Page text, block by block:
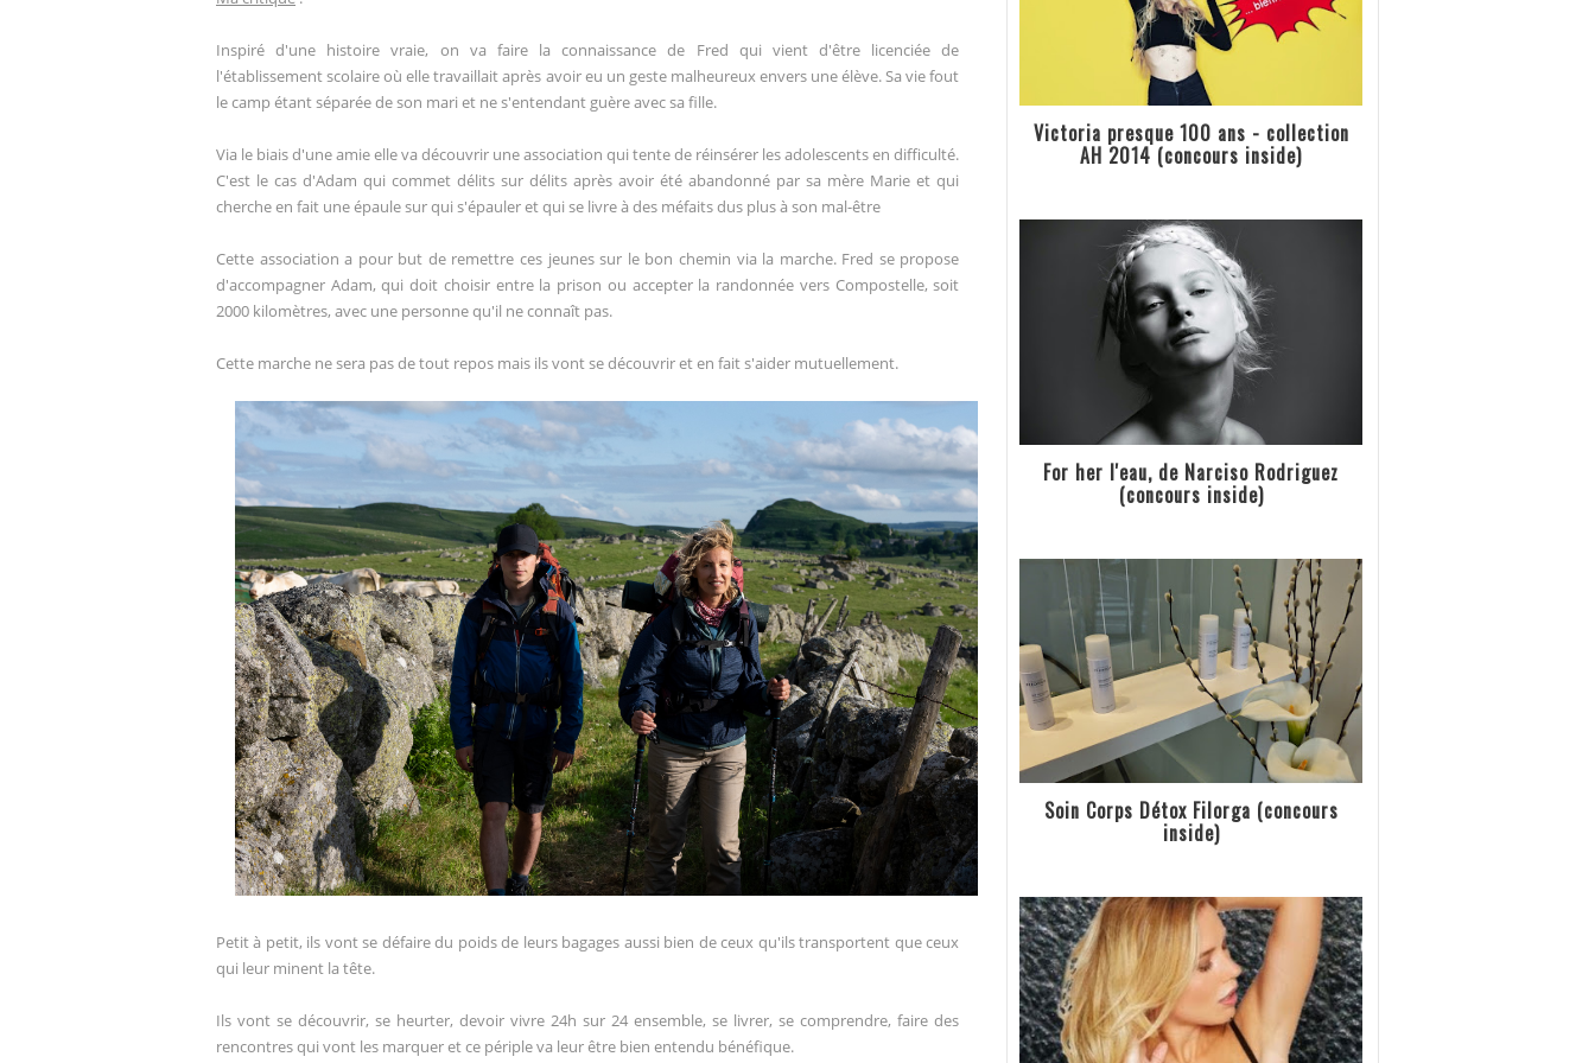
Inspiré d'une histoire vraie, on va faire la connaissance de Fred qui vient d'être licenciée de
l'établissement scolaire où elle travaillait après avoir eu un geste malheureux envers une élève. Sa vie fout
le camp étant séparée de son mari et ne s'entendant guère avec sa fille.
Via le biais d'une amie elle va découvrir une association qui tente de réinsérer les adolescents en difficulté.
C'est le cas d'Adam qui commet délits sur délits après avoir été abandonné par sa mère Marie et qui
cherche en fait une épaule sur qui s'épauler et qui se livre à des méfaits dus plus à son mal-être
Cette association a pour but de remettre ces jeunes sur le bon chemin via la marche. Fred se propose
d'accompagner Adam, qui doit choisir entre la prison ou accepter la randonnée vers Compostelle, soit
2000 kilomètres, avec une personne qu'il ne connaît pas.
Cette marche ne sera pas de tout repos mais ils vont se découvrir et en fait s'aider mutuellement.
Petit à petit, ils vont se défaire du poids de leurs bagages aussi bien de ceux qu'ils transportent que ceux
qui leur minent la tête.
Ils vont se découvrir, se heurter, devoir vivre 24h sur 24 ensemble, se livrer, se comprendre, faire des
rencontres qui vont les marquer et ce périple va leur être bien entendu bénéfique.
Victoria presque 100 ans - collection
AH 2014 (concours inside)
For her l'eau, de Narciso Rodriguez
(concours inside)
Soin Corps Détox Filorga (concours
inside)